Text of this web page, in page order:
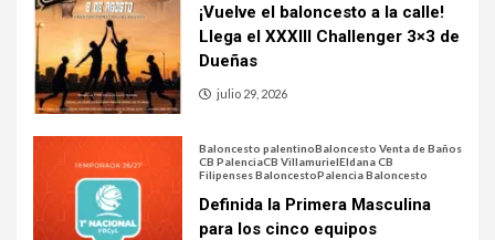
¡Vuelve el baloncesto a la calle!
Llega el XXXIII Challenger 3×3 de
Dueñas
julio 29, 2026
Baloncesto palentinoBaloncesto Venta de Baños
CB PalenciaCB VillamurielEldana CB
Filipenses BaloncestoPalencia Baloncesto
Definida la Primera Masculina
para los cinco equipos